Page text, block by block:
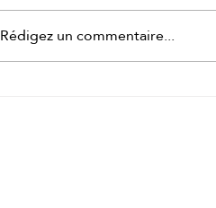
Rédigez un commentaire...